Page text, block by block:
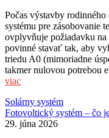
Počas výstavby
systému pre zásobovanie
ovplyvňuje požiadavku
povinné stavať tak, aby
triedu A0 (mimoriadne
takmer nulovou potrebou
viac
Solárny systém
Fotovoltický systém – čo
29. júna 2026